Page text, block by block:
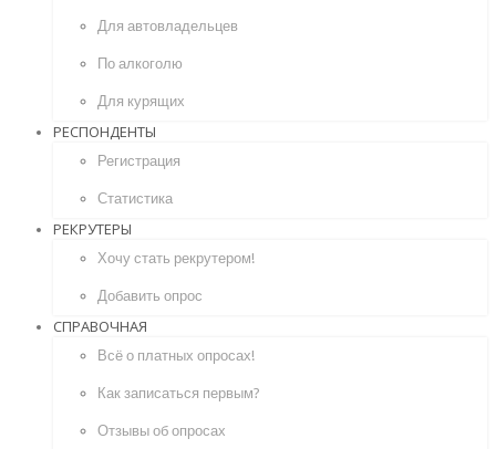
Для автовладельцев
По алкоголю
Для курящих
РЕСПОНДЕНТЫ
Регистрация
Статистика
РЕКРУТЕРЫ
Хочу стать рекрутером!
Добавить опрос
СПРАВОЧНАЯ
Всё о платных опросах!
Как записаться первым?
Отзывы об опросах